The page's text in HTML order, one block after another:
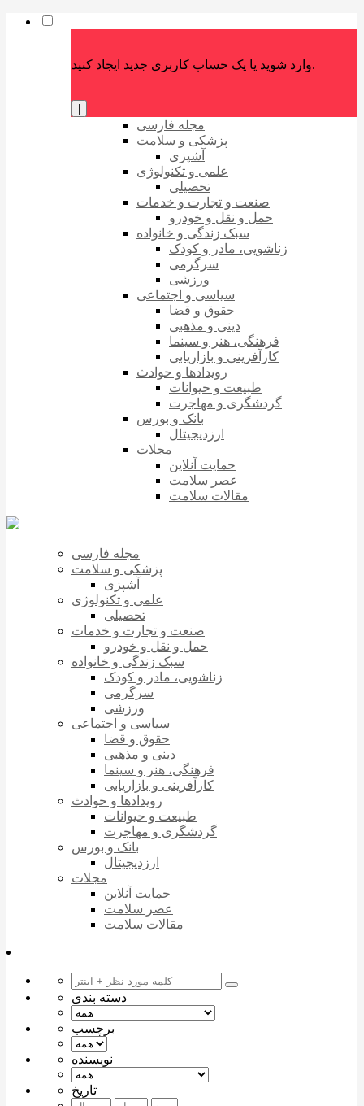
وارد شوید یا یک حساب کاربری جدید ایجاد کنید.
مجله فارسی
پزشکی و سلامت
آشپزی
علمی و تکنولوژی
تحصیلی
صنعت و تجارت و خدمات
حمل و نقل و خودرو
سبک زندگی و خانواده
زناشویی، مادر و کودک
سرگرمی
ورزشی
سیاسی و اجتماعی
حقوق و قضا
دینی و مذهبی
فرهنگی، هنر و سینما
کارآفرینی و بازاریابی
رویدادها و حوادث
طبیعت و حیوانات
گردشگری و مهاجرت
بانک و بورس
ارزدیجیتال
مجلات
حمایت آنلاین
عصر سلامت
مقالات سلامت
مجله فارسی
پزشکی و سلامت
آشپزی
علمی و تکنولوژی
تحصیلی
صنعت و تجارت و خدمات
حمل و نقل و خودرو
سبک زندگی و خانواده
زناشویی، مادر و کودک
سرگرمی
ورزشی
سیاسی و اجتماعی
حقوق و قضا
دینی و مذهبی
فرهنگی، هنر و سینما
کارآفرینی و بازاریابی
رویدادها و حوادث
طبیعت و حیوانات
گردشگری و مهاجرت
بانک و بورس
ارزدیجیتال
مجلات
حمایت آنلاین
عصر سلامت
مقالات سلامت
دسته بندی
برچسب
نویسنده
تاریخ